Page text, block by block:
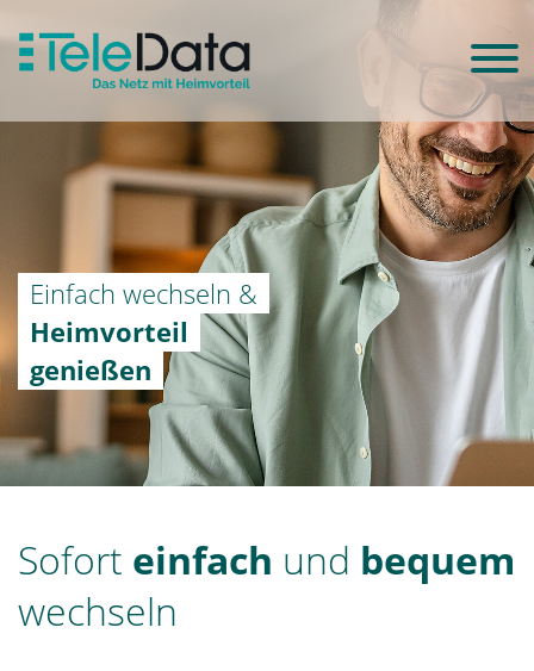
Einfach wechseln &
Heimvorteil
genießen
Sofort einfach und bequem
wechseln